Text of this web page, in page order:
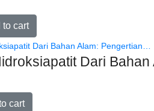
to cart
Dari
cart